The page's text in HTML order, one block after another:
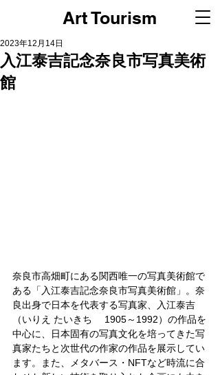
Art Tourism
入江泰吉記念奈良市写真美術
館
2023年12月14日
奈良市高畑町にある関西唯一の写真美術館で
ある「入江泰吉記念奈良市写真美術館」。奈
良出身で日本を代表する写真家、入江泰吉
（いりえ たいきち　 1905～1992）の作品を
中心に、日本固有の写真文化を培ってきた写
真家たちと次世代の作家の作品を展示してい
ます。また、メタバース・NFTなど時流に合